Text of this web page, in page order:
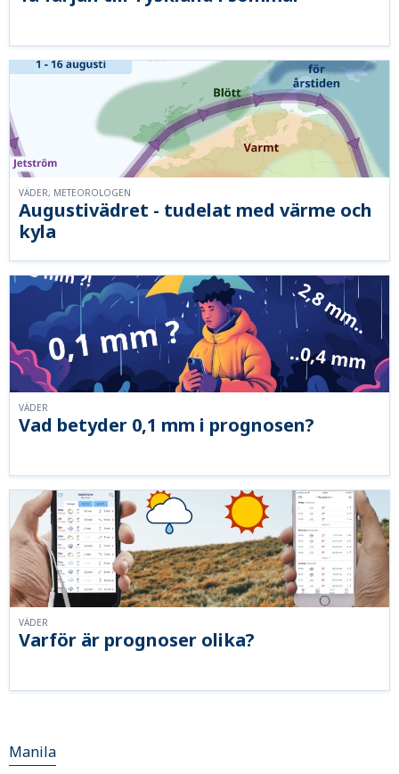
Augustivädret - tudelat med värme och
kyla
VÄDER, METEOROLOGEN
Vad betyder 0,1 mm i prognosen?
VÄDER
Varför är prognoser olika?
VÄDER
Manila